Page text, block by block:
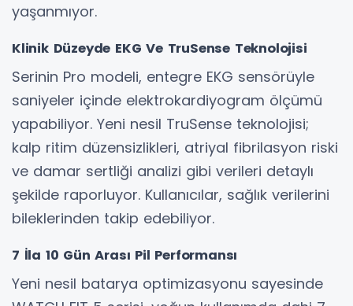
yaşanmıyor.
Klinik Düzeyde EKG Ve TruSense Teknolojisi
Serinin Pro modeli, entegre EKG sensörüyle
saniyeler içinde elektrokardiyogram ölçümü
yapabiliyor. Yeni nesil TruSense teknolojisi;
kalp ritim düzensizlikleri, atriyal fibrilasyon riski
ve damar sertliği analizi gibi verileri detaylı
şekilde raporluyor. Kullanıcılar, sağlık verilerini
bileklerinden takip edebiliyor.
7 İla 10 Gün Arası Pil Performansı
Yeni nesil batarya optimizasyonu sayesinde